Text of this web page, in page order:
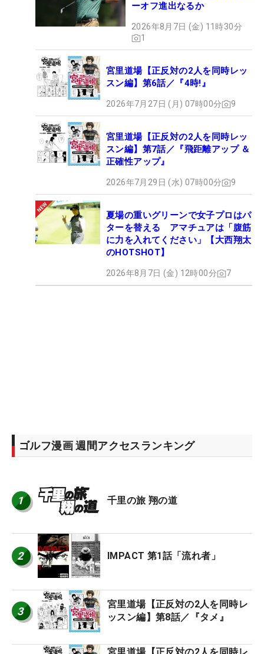
ーオフ進出なるか
2026年8月7日 (金) 11時30分
1
宮里道場【正反対の2人を同時レッ
スン編】第6話／『4時!』
2026年7月27日 (月) 07時00分 9
宮里道場【正反対の2人を同時レッ
スン編】第7話／『飛距離アップ ＆
正確性アップ』
2026年7月29日 (水) 07時00分 9
夏場の重いグリーンで女子プロはパ
ターを替える アマチュアは「腹筋
に力を入れてください」【大西翔太
のHOTSHOT】
2026年8月7日 (金) 12時00分 7
ゴルフ漫画 週間アクセスランキング
1 千里の旅 翔の道
2 IMPACT 第1話「流れ者」
3
宮里道場【正反対の2人を同時レ
ッスン編】第8話／『タメ』